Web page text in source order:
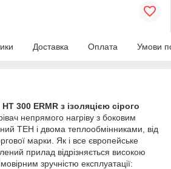
Доставка Оплата Умови
300 ERMR з ізоляцією сірого
непрямого нагріву з боковим
ТЕН і двома теплообмінниками, від
марки. Як і все європейське
прилад відрізняється високою
зручністю експлуатації: